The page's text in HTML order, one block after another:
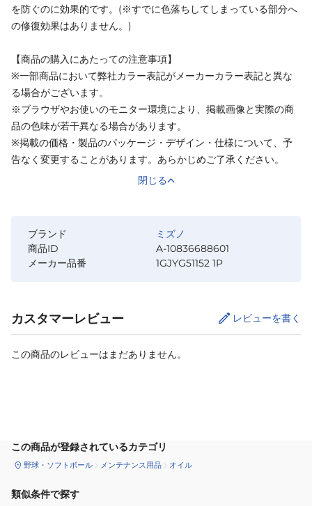
を防ぐのに効果的です。(※すでに色落ちしてしまっている部分へ
の修復効果はありません。)
【商品の購入にあたっての注意事項】
※一部商品において弊社カラー表記がメーカーカラー表記と異な
る場合がございます。
※ブラウザやお使いのモニター環境により、掲載画像と実際の商
品の色味が若干異なる場合があります。
※掲載の価格・製品のパッケージ・デザイン・仕様について、予
告なく変更することがあります。あらかじめご了承ください。
閉じる
ブランド
ミズノ
商品ID
A-10836688601
メーカー品番
1GJYG51152 1P
カスタマーレビュー レビューを書く
この商品のレビューはまだありません。
この商品が登録されているカテゴリ
野球・ソフトボール メンテナンス用品 オイル
類似条件で探す